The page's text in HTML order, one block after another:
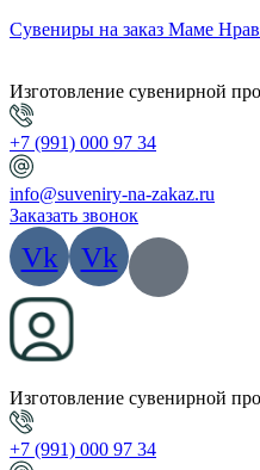
Сувениры на заказ Маме
Изготовление сувенирной
+7 (991) 000 97 34
info@suveniry-na-zakaz.ru
Заказать звонок
Vk Vk
Изготовление сувенирной
+7 (991) 000 97 34